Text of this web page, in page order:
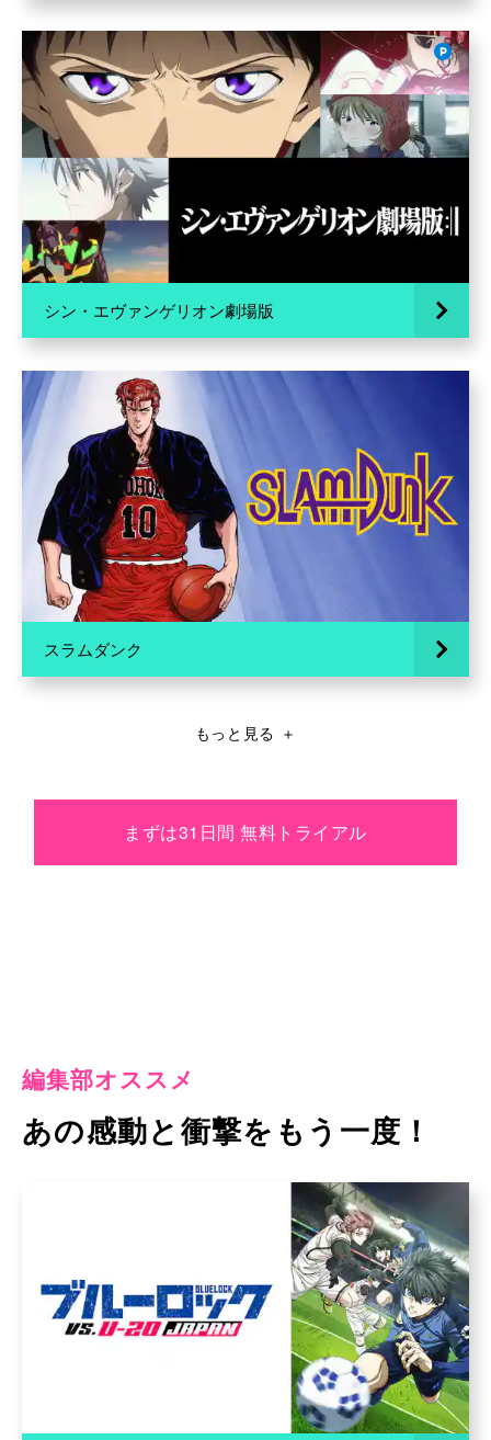
シン・エヴァンゲリオン劇場版
スラムダンク
もっと見る ＋
まずは31日間 無料トライアル
編集部オススメ
あの感動と衝撃をもう一度！